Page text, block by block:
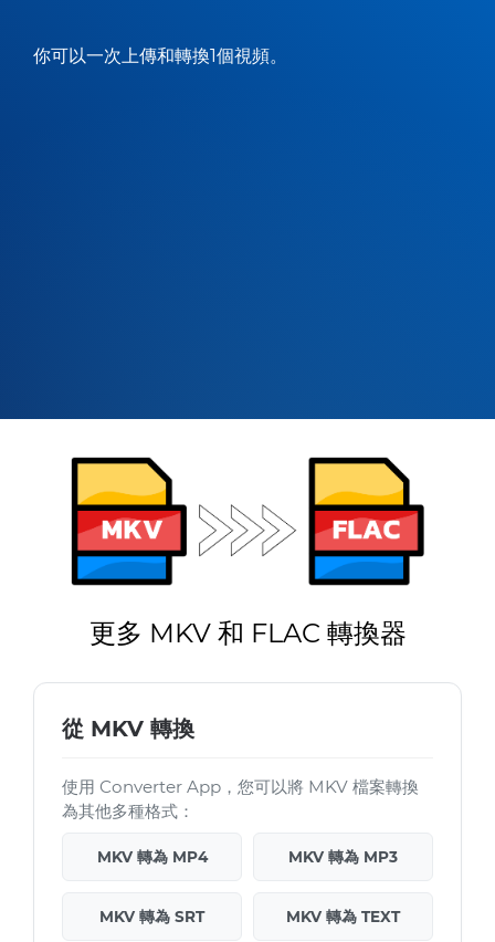
你可以一次上傳和轉換1個視頻。
更多 MKV 和 FLAC 轉換器
從 MKV 轉換
使用 Converter App，您可以將 MKV 檔案轉換
為其他多種格式：
MKV 轉為 MP4 MKV 轉為 MP3
MKV 轉為 SRT MKV 轉為 TEXT